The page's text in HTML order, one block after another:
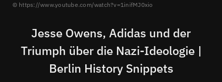
https://www.youtube.com/watch?v=1inifMJ0xio
Jesse Owens, Adidas und der
Triumph über die Nazi-Ideologie |
Berlin History Snippets